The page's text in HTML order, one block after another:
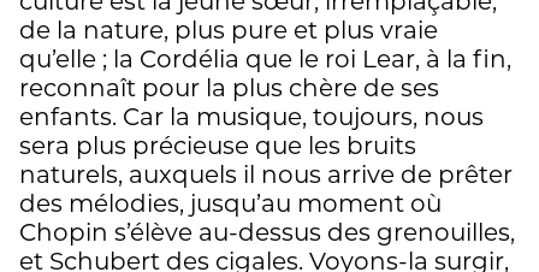
de la nature, plus pure et plus vraie
qu’elle ; la Cordélia que le roi Lear, à la fin,
reconnaît pour la plus chère de ses
enfants. Car la musique, toujours, nous
sera plus précieuse que les bruits
naturels, auxquels il nous arrive de prêter
des mélodies, jusqu’au moment où
Chopin s’élève au-dessus des grenouilles,
et Schubert des cigales. Voyons-la surgir,